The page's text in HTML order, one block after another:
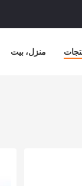
منزل، بيت